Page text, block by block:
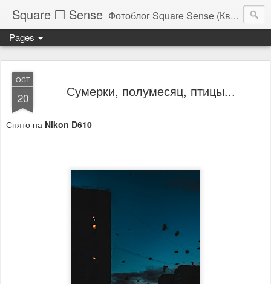
Square ❐ Sense Фотоблог Square Sense (Квадратное Чувство)
Pages
OCT
20 Сумерки, полумесяц, птицы...
Снято на Nikon D610